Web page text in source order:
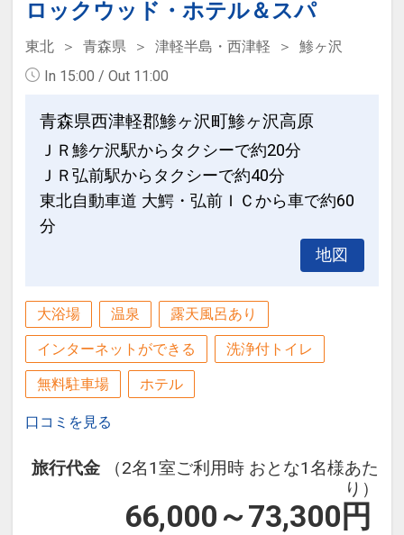
ロックウッド・ホテル＆スパ
東北 青森県 津軽半島・西津軽
鯵ヶ沢
In 15:00 / Out 11:00
青森県西津軽郡鯵ヶ沢町鯵ヶ沢高原
ＪＲ鯵ケ沢駅からタクシーで約20分
ＪＲ弘前駅からタクシーで約40分
東北自動車道 大鰐・弘前ＩＣから車で約60
分
地図
大浴場 温泉 露天風呂あり
インターネットができる 洗浄付トイレ
無料駐車場 ホテル
口コミを見る
旅行代金
（2名1室ご利用時 おとな1名様あた
り）
66,000～73,300 円